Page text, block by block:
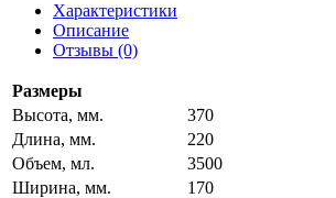
Характеристики
Описание
Отзывы (0)
Размеры
Высота, мм.
370
Длина, мм.
220
Объем, мл.
3500
Ширина, мм.
170